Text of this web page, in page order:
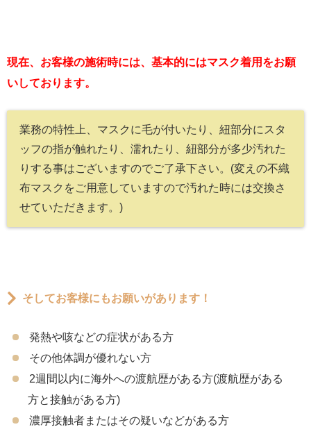
現在、お客様の施術時には、基本的にはマスク着用をお願
いしております。
業務の特性上、マスクに毛が付いたり、紐部分にスタ
ッフの指が触れたり、濡れたり、紐部分が多少汚れた
りする事はございますのでご了承下さい。(変えの不織
布マスクをご用意していますので汚れた時には交換さ
せていただきます。)
そしてお客様にもお願いがあります！
発熱や咳などの症状がある方
その他体調が優れない方
2週間以内に海外への渡航歴がある方(渡航歴がある
方と接触がある方)
濃厚接触者またはその疑いなどがある方